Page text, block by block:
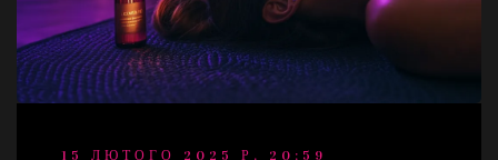
15 ЛЮТОГО 2025 Р. 20:59